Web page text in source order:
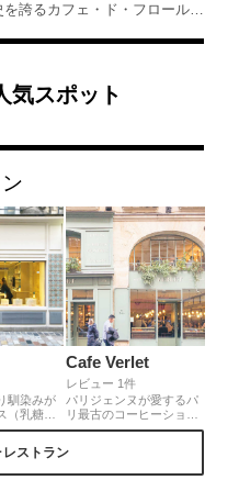
誇るカフェ・ド・フロール
気スポット
馴染みが
（乳糖）
ラティ
ニック
はよくラ
を見かけ
Cafe Verlet
レビュー 1件
パリジェンヌが愛するパ
リ最古のコーヒーショッ
プ🌷30を超える世界各国
ティスリーの名店カル
ル・マルレッティのケー
レストラン